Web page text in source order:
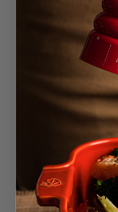
In den
Daman
cm,
Noir Irisé
149,90 €
In den
149,90 €
In den